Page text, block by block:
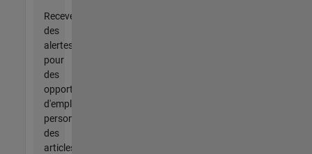
Recevez
des
alertes
pour
des
opportunités
d'emploi
personnalisées,
des
articles